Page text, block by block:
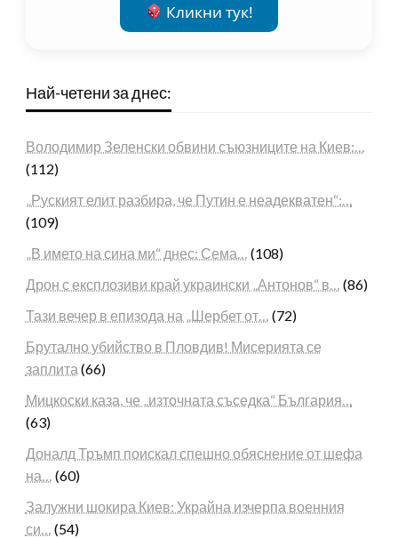
Кликни тук!
Най-четени за днес:
Володимир Зеленски обвини съюзниците на Киев:…
(112)
„Руският елит разбира, че Путин е неадекватен“:…
(109)
„В името на сина ми“ днес: Сема…
(108)
Дрон с експлозиви край украински „Антонов“ в…
(86)
Тази вечер в епизода на „Шербет от…
(72)
Брутално убийство в Пловдив! Мисерията се
заплита (66)
Мицкоски каза, че „източната съседка“ България…
(63)
Доналд Тръмп поискал спешно обяснение от шефа
на…
(60)
Залужни шокира Киев: Украйна изчерпа военния
си…
(54)